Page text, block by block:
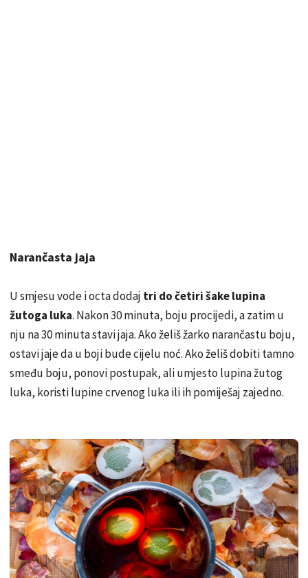
Narančasta jaja
U smjesu vode i octa dodaj tri do četiri šake lupina
žutoga luka. Nakon 30 minuta, boju procijedi, a zatim u
nju na 30 minuta stavi jaja. Ako želiš žarko narančastu boju,
ostavi jaje da u boji bude cijelu noć. Ako želiš dobiti tamno
smeđu boju, ponovi postupak, ali umjesto lupina žutog
luka, koristi lupine crvenog luka ili ih pomiješaj zajedno.